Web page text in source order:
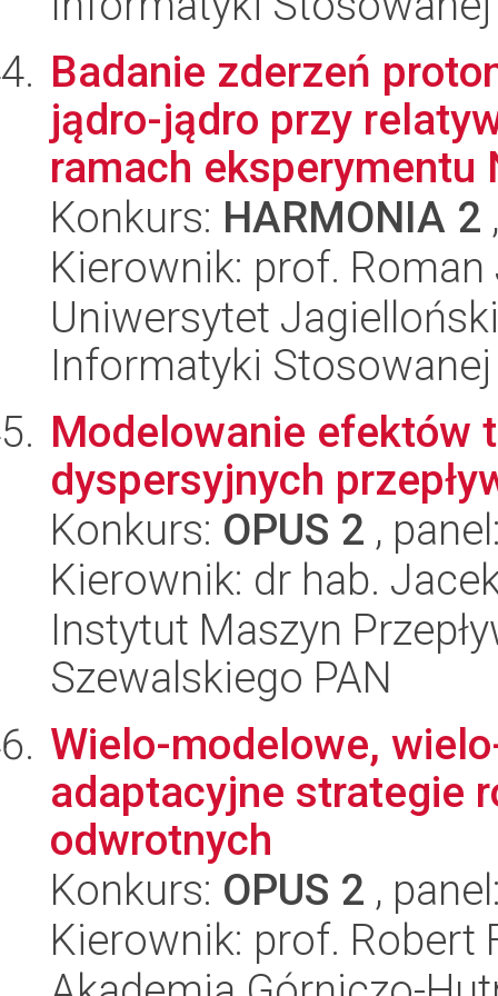
Badanie zderzeń
jądro-jądro przy
ramach eksperymentu
Konkurs: HARMONIA 2
Kierownik: prof. Roman
Uniwersytet
Informatyki Stosowanej
Modelowanie efektów
dyspersyjnych
Konkurs: OPUS 2 ,
Kierownik: dr hab.
Instytut Maszyn
Szewalskiego PAN
Wielo-modelowe,
adaptacyjne strategie
odwrotnych
Konkurs: OPUS 2 ,
Kierownik: prof. Robert